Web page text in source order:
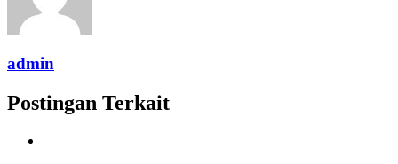
admin
Postingan Terkait